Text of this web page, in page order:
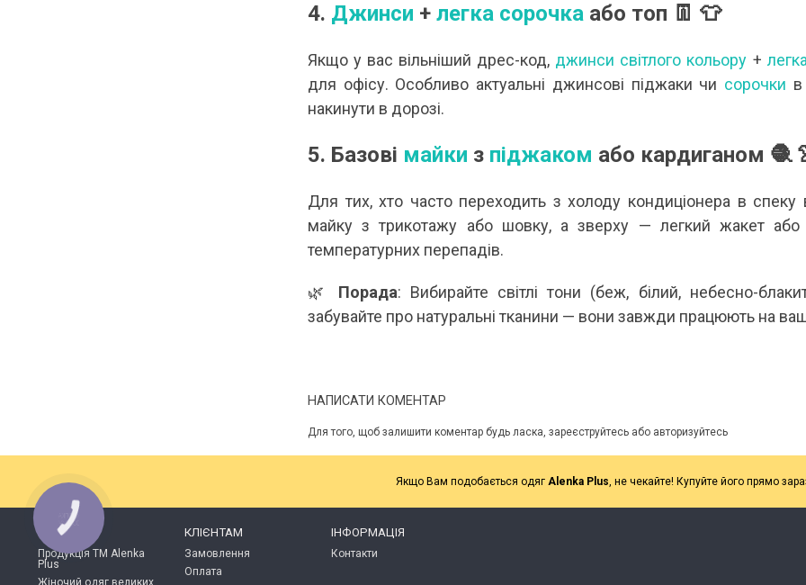
4. Джинси + легка сорочка або топ 👖 👕
Якщо у вас вільніший дрес-код, джинси світлого кольору +
для офісу. Особливо актуальні джинсові піджаки чи сорочки
накинути в дорозі.
5. Базові майки з піджаком або кардиганом 🧶
Для тих, хто часто переходить з холоду кондиціонера в спеку
майку з трикотажу або шовку, а зверху — легкий жакет або
температурних перепадів.
🌿 Порада: Вибирайте світлі тони (беж, білий, небесно-
забувайте про натуральні тканини — вони завжди працюють на
НАПИСАТИ КОМЕНТАР
Для того, щоб залишити коментар будь ласка, зареєструйтесь або авторизуйтесь
Якщо Вам подобається одяг Alenka Plus, не чекайте! Купуйте його прямо
КАТАЛОГ
Продукція ТМ Alenka
Plus
Жіночий одяг великих
КЛІЄНТАМ
Замовлення
Оплата
ІНФОРМАЦІЯ
Контакти